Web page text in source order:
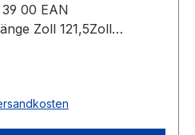
00 EAN
Zoll 121,5Zoll
Zugstrang
4,7mm Höhe 7,0mm